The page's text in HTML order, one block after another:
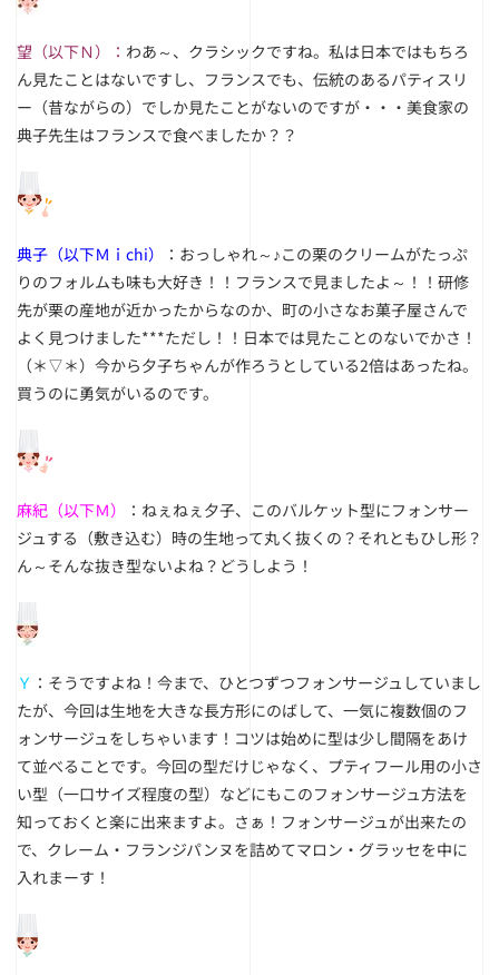
望（以下Ｎ） ： わあ～、クラシックですね。私は日本ではもちろ
ん見たことはないですし、フランスでも、伝統のあるパティスリ
ー（昔ながらの）でしか見たことがないのですが・・・美食家の
典子先生はフランスで食べましたか？？
典子（以下Ｍｉchi）
：おっしゃれ～♪この栗のクリームがたっぷ
りのフォルムも味も大好き！！フランスで見ましたよ～！！研修
先が栗の産地が近かったからなのか、町の小さなお菓子屋さんで
よく見つけました***ただし！！日本では見たことのないでかさ！
（＊▽＊）今から夕子ちゃんが作ろうとしている2倍はあったね。
買うのに勇気がいるのです。
麻紀（以下Ｍ）
：ねぇねぇ夕子、このバルケット型にフォンサー
ジュする（敷き込む）時の生地って丸く抜くの？それともひし形？
ん～そんな抜き型ないよね？どうしよう！
Ｙ ：そうですよね！今まで、ひとつずつフォンサージュしていまし
たが、今回は生地を大きな長方形にのばして、一気に複数個のフ
ォンサージュをしちゃいます！コツは始めに型は少し間隔をあけ
て並べることです。今回の型だけじゃなく、プティフール用の小さ
い型（一口サイズ程度の型）などにもこのフォンサージュ方法を
知っておくと楽に出来ますよ。さぁ！フォンサージュが出来たの
で、クレーム・フランジパンヌを詰めてマロン・グラッセを中に
入れまーす！